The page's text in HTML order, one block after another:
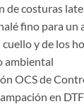
de costuras
fino para
y de los
ambiental
OCS de
en